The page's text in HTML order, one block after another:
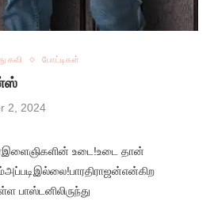
கவி போட்டிகள்
2, 2024
உடை!உடை தான்
பாஸ்டனிலிருந்து